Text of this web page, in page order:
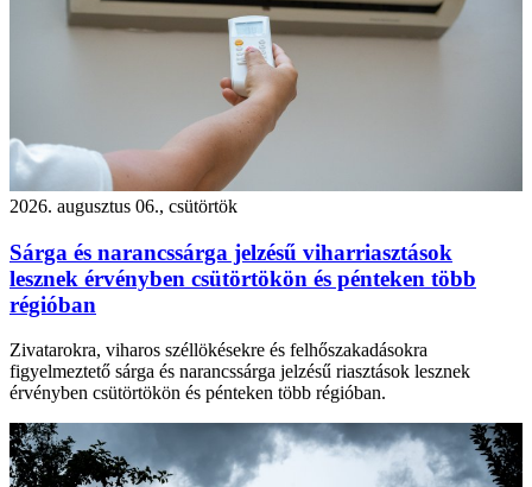
2026. augusztus 06., csütörtök
Sárga és narancssárga jelzésű viharriasztások
lesznek érvényben csütörtökön és pénteken több
régióban
Zivatarokra, viharos széllökésekre és felhőszakadásokra
figyelmeztető sárga és narancssárga jelzésű riasztások lesznek
érvényben csütörtökön és pénteken több régióban.